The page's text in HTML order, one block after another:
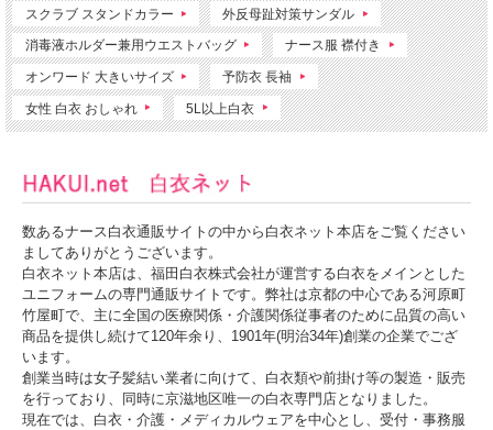
★オンワードの診察衣はこちら
オンワード 診察衣
★他のオンワード製品もぜひご覧ください
オンワード(ONWARD)のメディカルウェア・白衣
スクラブ スタンドカラー 外反母趾対策サンダル
消毒液ホルダー兼用ウエストバッグ ナース服 襟付き
オンワード 大きいサイズ 予防衣 長袖
女性 白衣 おしゃれ 5L以上白衣
数あるナース白衣通販サイトの中から白衣ネット本店をご覧ください
ましてありがとうございます。
白衣ネット本店は、福田白衣株式会社が運営する白衣をメインとした
ユニフォームの専門通販サイトです。弊社は京都の中心である河原町
竹屋町で、主に全国の医療関係・介護関係従事者のために品質の高い
商品を提供し続けて120年余り、1901年(明治34年)創業の企業でござ
います。
創業当時は女子髪結い業者に向けて、白衣類や前掛け等の製造・販売
を行っており、同時に京滋地区唯一の白衣専門店となりました。
現在では、白衣・介護・メディカルウェアを中心とし、受付・事務服